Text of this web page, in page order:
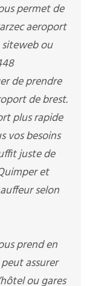
permet de
aeroport
ou
de prendre
de brest.
plus rapide
vos besoins
juste de
et
selon
prend en
assurer
ou gares